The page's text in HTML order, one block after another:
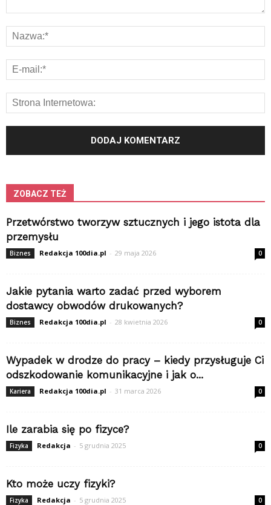
ZOBACZ TEŻ
Przetwórstwo tworzyw sztucznych i jego istota dla
przemysłu
Biznes Redakcja 100dia.pl - 29 maja 2026 0
Jakie pytania warto zadać przed wyborem
dostawcy obwodów drukowanych?
Biznes Redakcja 100dia.pl - 28 kwietnia 2026 0
Wypadek w drodze do pracy – kiedy przysługuje Ci
odszkodowanie komunikacyjne i jak o...
Kariera Redakcja 100dia.pl - 31 marca 2026 0
Ile zarabia się po fizyce?
Fizyka Redakcja - 5 grudnia 2025 0
Kto może uczy fizyki?
Fizyka Redakcja - 5 grudnia 2025 0